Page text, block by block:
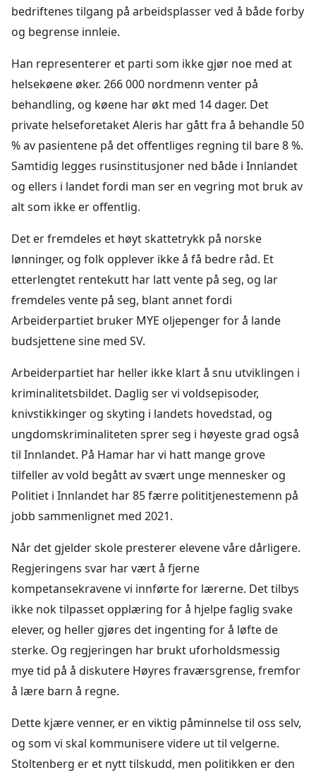
bedriftenes tilgang på arbeidsplasser ved å både forby
og begrense innleie.
Han representerer et parti som ikke gjør noe med at
helsekøene øker. 266 000 nordmenn venter på
behandling, og køene har økt med 14 dager. Det
private helseforetaket Aleris har gått fra å behandle 50
% av pasientene på det offentliges regning til bare 8 %.
Samtidig legges rusinstitusjoner ned både i Innlandet
og ellers i landet fordi man ser en vegring mot bruk av
alt som ikke er offentlig.
Det er fremdeles et høyt skattetrykk på norske
lønninger, og folk opplever ikke å få bedre råd. Et
etterlengtet rentekutt har latt vente på seg, og lar
fremdeles vente på seg, blant annet fordi
Arbeiderpartiet bruker MYE oljepenger for å lande
budsjettene sine med SV.
Arbeiderpartiet har heller ikke klart å snu utviklingen i
kriminalitetsbildet. Daglig ser vi voldsepisoder,
knivstikkinger og skyting i landets hovedstad, og
ungdomskriminaliteten sprer seg i høyeste grad også
til Innlandet. På Hamar har vi hatt mange grove
tilfeller av vold begått av svært unge mennesker og
Politiet i Innlandet har 85 færre polititjenestemenn på
jobb sammenlignet med 2021.
Når det gjelder skole presterer elevene våre dårligere.
Regjeringens svar har vært å fjerne
kompetansekravene vi innførte for lærerne. Det tilbys
ikke nok tilpasset opplæring for å hjelpe faglig svake
elever, og heller gjøres det ingenting for å løfte de
sterke. Og regjeringen har brukt uforholdsmessig
mye tid på å diskutere Høyres fraværsgrense, fremfor
å lære barn å regne.
Dette kjære venner, er en viktig påminnelse til oss selv,
og som vi skal kommunisere videre ut til velgerne.
Stoltenberg er et nytt tilskudd, men politikken er den